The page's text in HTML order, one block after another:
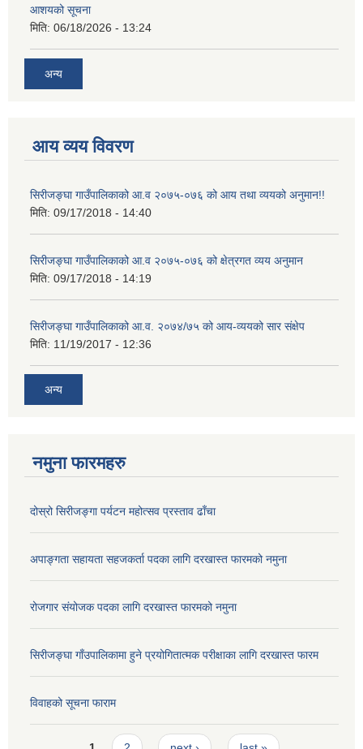
आशयको सूचना
मिति: 06/18/2026 - 13:24
अन्य
आय व्यय विवरण
सिरीजङ्घा गाउँपालिकाको आ.व २०७५-०७६ को आय तथा व्ययको अनुमान!!
मिति: 09/17/2018 - 14:40
सिरीजङ्घा गाउँपालिकाको आ.व २०७५-०७६ को क्षेत्रगत व्यय अनुमान
मिति: 09/17/2018 - 14:19
सिरीजङ्घा गाउँपालिकाको आ.व. २०७४/७५ को आय-व्ययको सार संक्षेप
मिति: 11/19/2017 - 12:36
अन्य
नमुना फारमहरु
दोस्रो सिरीजङ्गा पर्यटन महोत्सव प्रस्ताव ढाँचा
अपाङ्गता सहायता सहजकर्ता पदका लागि दरखास्त फारमको नमुना
रोजगार संयोजक पदका लागि दरखास्त फारमको नमुना
सिरीजङ्घा गाँउपालिकामा हुने प्रयोगितात्मक परीक्षाका लागि दरखास्त फारम
विवाहको सूचना फाराम